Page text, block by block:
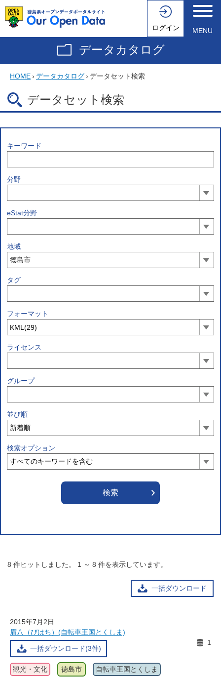
ログイン MENU
データカタログ
HOME› データカタログ› データセット検索
データセット検索
キーワード
分野
eStat分野
地域
タグ
フォーマット
ライセンス
グループ
並び順
検索オプション
8 件ヒットしました。 1 ～ 8 件を表示しています。
一括ダウンロード
2015年7月2日
眉八（びはち）(自転車王国とくしま)
一括ダウンロード(3件)
1
観光・文化 徳島市 自転車王国とくしま